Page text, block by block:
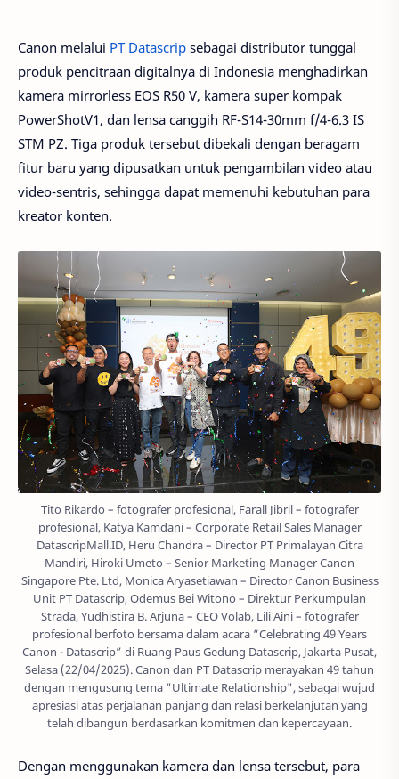
Canon melalui PT Datascrip sebagai distributor tunggal
produk pencitraan digitalnya di Indonesia menghadirkan
kamera mirrorless EOS R50 V, kamera super kompak
PowerShotV1, dan lensa canggih RF-S14-30mm f/4-6.3 IS
STM PZ. Tiga produk tersebut dibekali dengan beragam
fitur baru yang dipusatkan untuk pengambilan video atau
video-sentris, sehingga dapat memenuhi kebutuhan para
kreator konten.
Tito Rikardo – fotografer profesional, Farall Jibril – fotografer
profesional, Katya Kamdani – Corporate Retail Sales Manager
DatascripMall.ID, Heru Chandra – Director PT Primalayan Citra
Mandiri, Hiroki Umeto – Senior Marketing Manager Canon
Singapore Pte. Ltd, Monica Aryasetiawan – Director Canon Business
Unit PT Datascrip, Odemus Bei Witono – Direktur Perkumpulan
Strada, Yudhistira B. Arjuna – CEO Volab, Lili Aini – fotografer
profesional berfoto bersama dalam acara “Celebrating 49 Years
Canon - Datascrip” di Ruang Paus Gedung Datascrip, Jakarta Pusat,
Selasa (22/04/2025). Canon dan PT Datascrip merayakan 49 tahun
dengan mengusung tema "Ultimate Relationship", sebagai wujud
apresiasi atas perjalanan panjang dan relasi berkelanjutan yang
telah dibangun berdasarkan komitmen dan kepercayaan.
Dengan menggunakan kamera dan lensa tersebut, para